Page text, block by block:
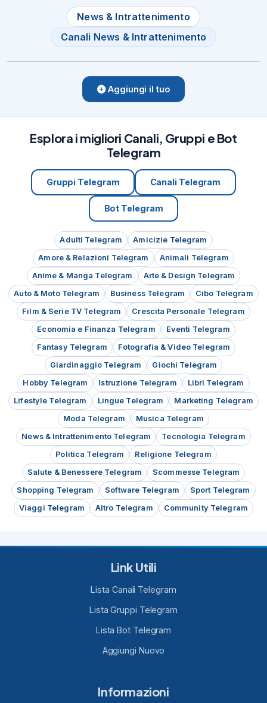
News & Intrattenimento
Canali News & Intrattenimento
Aggiungi il tuo
Esplora i migliori Canali, Gruppi e Bot
Telegram
Gruppi Telegram Canali Telegram
Bot Telegram
Adulti Telegram
Amicizie Telegram
Amore & Relazioni Telegram
Animali Telegram
Anime & Manga Telegram
Arte & Design Telegram
Auto & Moto Telegram
Business Telegram
Cibo Telegram
Film & Serie TV Telegram
Crescita Personale Telegram
Economia e Finanza Telegram
Eventi Telegram
Fantasy Telegram
Fotografia & Video Telegram
Giardinaggio Telegram
Giochi Telegram
Hobby Telegram
Istruzione Telegram
Libri Telegram
Lifestyle Telegram
Lingue Telegram
Marketing Telegram
Moda Telegram
Musica Telegram
News & Intrattenimento Telegram
Tecnologia Telegram
Politica Telegram
Religione Telegram
Salute & Benessere Telegram
Scommesse Telegram
Shopping Telegram
Software Telegram
Sport Telegram
Viaggi Telegram
Altro Telegram Community Telegram
Link Utili
Lista Canali Telegram
Lista Gruppi Telegram
Lista Bot Telegram
Aggiungi Nuovo
Informazioni